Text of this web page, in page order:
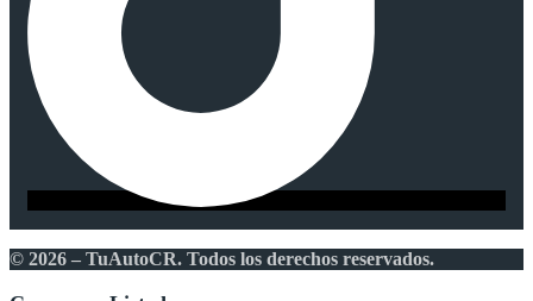
© 2026 – TuAutoCR. Todos los derechos reservados.